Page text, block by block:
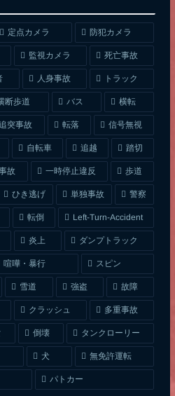
定点カメラ 防犯カメラ
監視カメラ 死亡事故
人身事故 トラック
断歩道 バス 横転
突事故 転落 信号無視
自転車 追越 踏切
故 一時停止違反 歩道
ひき逃げ 単独事故 警察
転倒 Left-Turn-Accident
炎上 ダンプトラック
喧嘩・暴行 スピン
雪道 強盗 故障
クラッシュ 多重事故
倒壊 タンクローリー
犬 無免許運転
パトカー